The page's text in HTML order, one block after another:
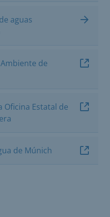
aguas
de
Oficina Estatal de
de Múnich